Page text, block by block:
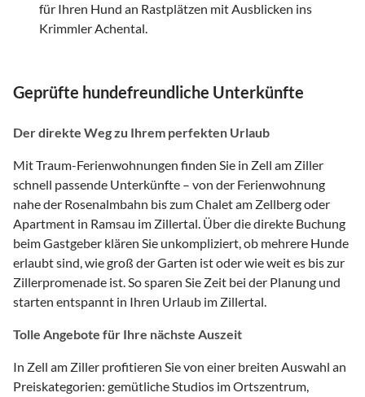
für Ihren Hund an Rastplätzen mit Ausblicken ins
Krimmler Achental.
Geprüfte hundefreundliche Unterkünfte
Der direkte Weg zu Ihrem perfekten Urlaub
Mit Traum-Ferienwohnungen finden Sie in Zell am Ziller
schnell passende Unterkünfte – von der Ferienwohnung
nahe der Rosenalmbahn bis zum Chalet am Zellberg oder
Apartment in Ramsau im Zillertal. Über die direkte Buchung
beim Gastgeber klären Sie unkompliziert, ob mehrere Hunde
erlaubt sind, wie groß der Garten ist oder wie weit es bis zur
Zillerpromenade ist. So sparen Sie Zeit bei der Planung und
starten entspannt in Ihren Urlaub im Zillertal.
Tolle Angebote für Ihre nächste Auszeit
In Zell am Ziller profitieren Sie von einer breiten Auswahl an
Preiskategorien: gemütliche Studios im Ortszentrum,